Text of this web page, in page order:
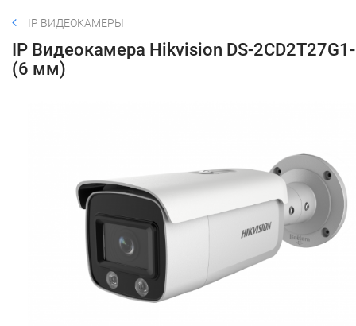
IP ВИДЕОКАМЕРЫ
IP Видеокамера Hikvision DS-
(6 мм)